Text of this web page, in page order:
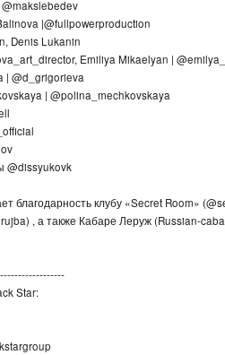
|@fullpowerproduction
Denis Lukanin
Emiliya Mikaelyan |
| @d_grigorieva
| @polina_mechkovskaya
@dissyukovk
благодарность клубу «Secret Room»
, а также Кабаре Леруж (Russian-
Star: